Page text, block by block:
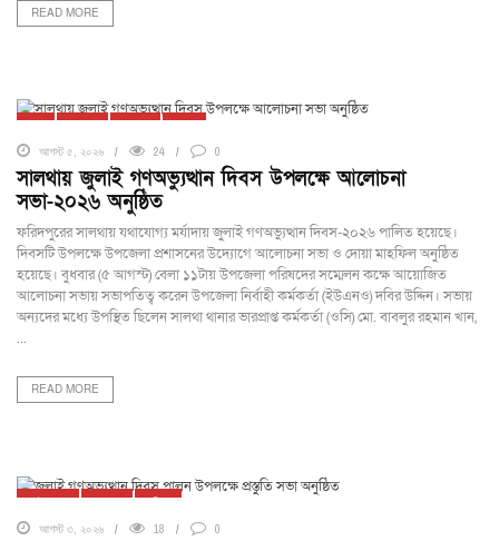
READ MORE
ঢাকা দেশজুড়ে ফরিদপুর সালথা
আগস্ট ৫, ২০২৬ 24 0
সালথায় জুলাই গণঅভ্যুত্থান দিবস উপলক্ষে আলোচনা
সভা-২০২৬ অনুষ্ঠিত
ফরিদপুরের সালথায় যথাযোগ্য মর্যাদায় জুলাই গণঅভ্যুত্থান দিবস-২০২৬ পালিত হয়েছে।
দিবসটি উপলক্ষে উপজেলা প্রশাসনের উদ্যোগে আলোচনা সভা ও দোয়া মাহফিল অনুষ্ঠিত
হয়েছে। বুধবার (৫ আগস্ট) বেলা ১১টায় উপজেলা পরিষদের সম্মেলন কক্ষে আয়োজিত
আলোচনা সভায় সভাপতিত্ব করেন উপজেলা নির্বাহী কর্মকর্তা (ইউএনও) দবির উদ্দিন। সভায়
অন্যদের মধ্যে উপস্থিত ছিলেন সালথা থানার ভারপ্রাপ্ত কর্মকর্তা (ওসি) মো. বাবলুর রহমান খান,
...
READ MORE
আগৈলঝাড়া দেশজুড়ে বরিশাল
আগস্ট ৩, ২০২৬ 18 0